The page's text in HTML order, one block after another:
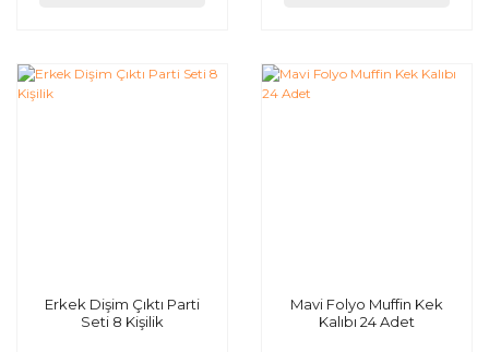
Erkek Dişim Çıktı Parti
Seti 8 Kişilik
Mavi Folyo Muffin Kek
Kalıbı 24 Adet